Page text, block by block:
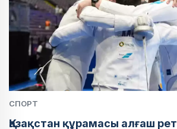
СПОРТ
Қазақстан құрамасы алғаш рет